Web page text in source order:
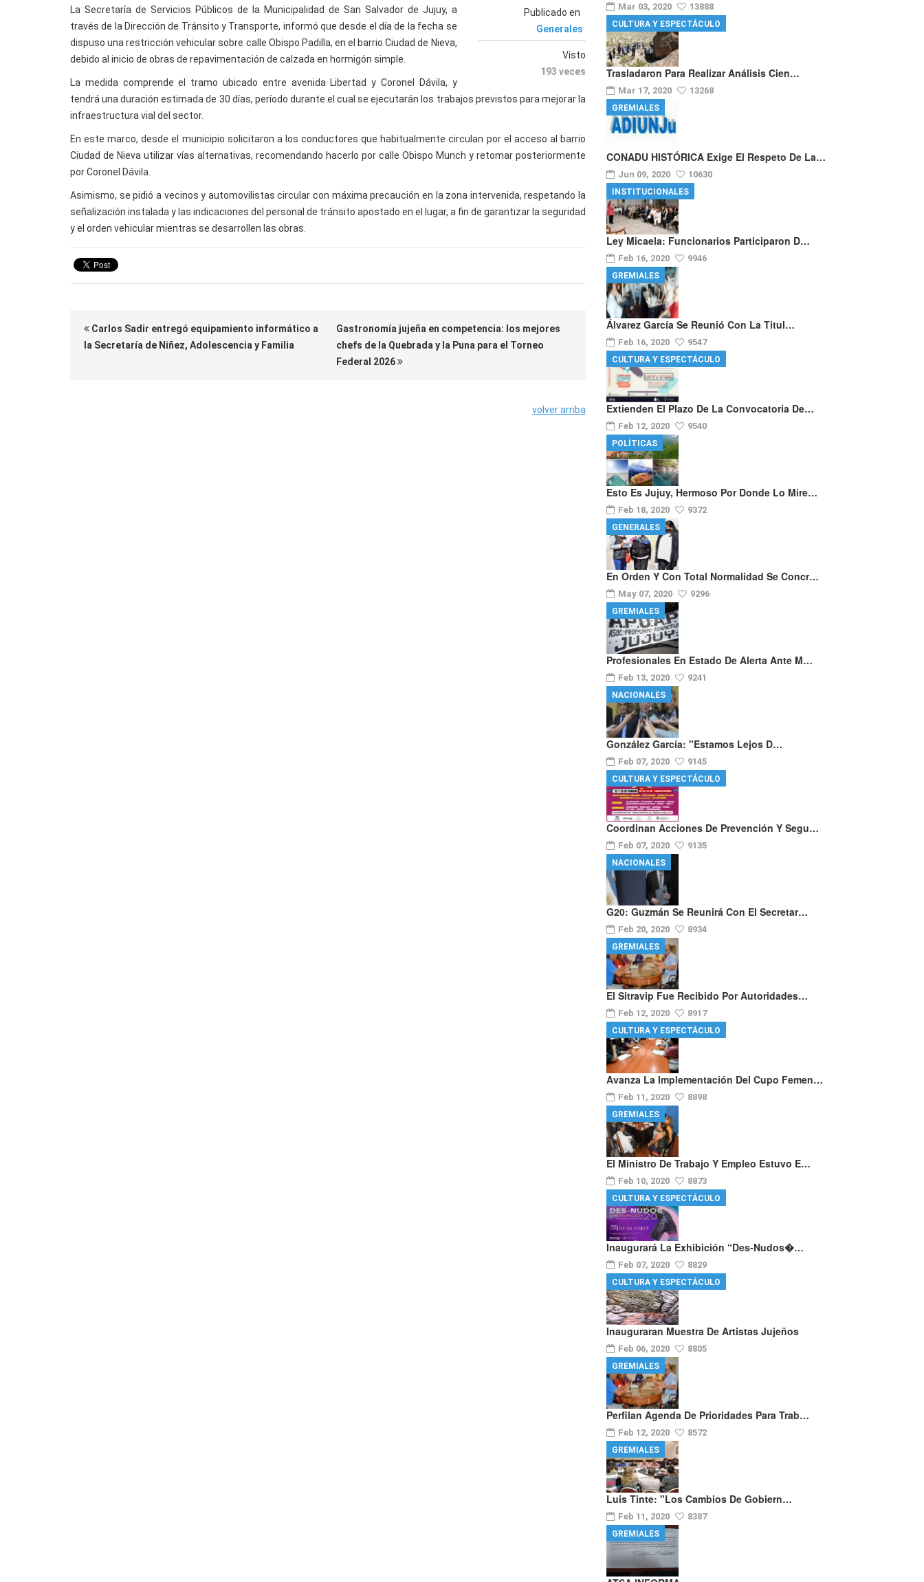
Publicado en
Generales
Visto
193 veces
La Secretaría de Servicios Públicos de la Municipalidad de San Salvador de Jujuy, a
través de la Dirección de Tránsito y Transporte, informó que desde el día de la fecha se
dispuso una restricción vehicular sobre calle Obispo Padilla, en el barrio Ciudad de Nieva,
debido al inicio de obras de repavimentación de calzada en hormigón simple.
La medida comprende el tramo ubicado entre avenida Libertad y Coronel Dávila, y
tendrá una duración estimada de 30 días, período durante el cual se ejecutarán los trabajos previstos para mejorar la
infraestructura vial del sector.
En este marco, desde el municipio solicitaron a los conductores que habitualmente circulan por el acceso al barrio
Ciudad de Nieva utilizar vías alternativas, recomendando hacerlo por calle Obispo Munch y retomar posteriormente
por Coronel Dávila.
Asimismo, se pidió a vecinos y automovilistas circular con máxima precaución en la zona intervenida, respetando la
señalización instalada y las indicaciones del personal de tránsito apostado en el lugar, a fin de garantizar la seguridad
y el orden vehicular mientras se desarrollen las obras.
Carlos Sadir entregó equipamiento informático a
la Secretaría de Niñez, Adolescencia y Familia
Gastronomía jujeña en competencia: los mejores
chefs de la Quebrada y la Puna para el Torneo
Federal 2026
volver arriba
Mar 03, 2020 13888
Trasladaron Para Realizar Análisis Cien…
Mar 17, 2020 13268
CULTURA Y ESPECTÁCULO
CONADU HISTÓRICA Exige El Respeto De La…
Jun 09, 2020 10630
GREMIALES
Ley Micaela: Funcionarios Participaron D…
Feb 16, 2020 9946
INSTITUCIONALES
Álvarez García Se Reunió Con La Titul…
Feb 16, 2020 9547
GREMIALES
Extienden El Plazo De La Convocatoria De…
Feb 12, 2020 9540
CULTURA Y ESPECTÁCULO
Esto Es Jujuy, Hermoso Por Donde Lo Mire…
Feb 18, 2020 9372
POLÍTICAS
En Orden Y Con Total Normalidad Se Concr…
May 07, 2020 9296
GENERALES
Profesionales En Estado De Alerta Ante M…
Feb 13, 2020 9241
GREMIALES
González García: "Estamos Lejos D…
Feb 07, 2020 9145
NACIONALES
Coordinan Acciones De Prevención Y Segu…
Feb 07, 2020 9135
CULTURA Y ESPECTÁCULO
G20: Guzmán Se Reunirá Con El Secretar…
Feb 20, 2020 8934
NACIONALES
El Sitravip Fue Recibido Por Autoridades…
Feb 12, 2020 8917
GREMIALES
Avanza La Implementación Del Cupo Femen…
Feb 11, 2020 8898
CULTURA Y ESPECTÁCULO
El Ministro De Trabajo Y Empleo Estuvo E…
Feb 10, 2020 8873
GREMIALES
Inaugurará La Exhibición “Des-Nudos�…
Feb 07, 2020 8829
CULTURA Y ESPECTÁCULO
Inauguraran Muestra De Artistas Jujeños
Feb 06, 2020 8805
CULTURA Y ESPECTÁCULO
Perfilan Agenda De Prioridades Para Trab…
Feb 12, 2020 8572
GREMIALES
Luis Tinte: "los Cambios De Gobiern…
Feb 11, 2020 8387
GREMIALES
GREMIALES